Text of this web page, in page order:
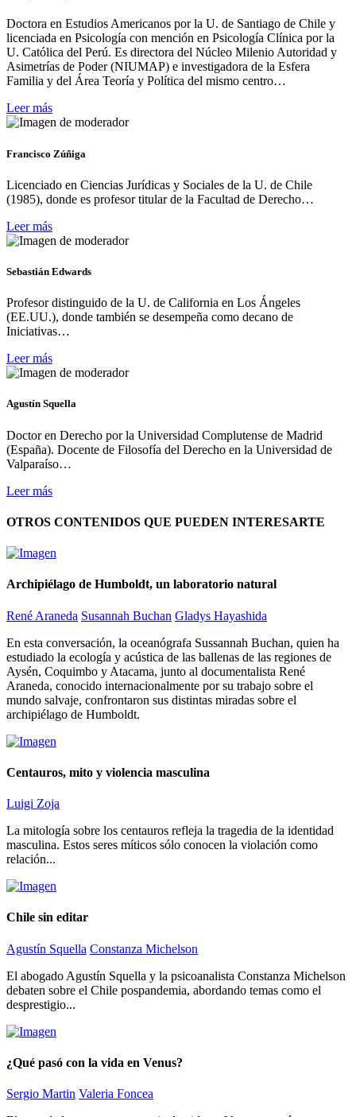
Doctora en Estudios Americanos por la U. de Santiago de Chile y
licenciada en Psicología con mención en Psicología Clínica por la
U. Católica del Perú. Es directora del Núcleo Milenio Autoridad y
Asimetrías de Poder (NIUMAP) e investigadora de la Esfera
Familia y del Área Teoría y Política del mismo centro…
Leer más
Francisco Zúñiga
Licenciado en Ciencias Jurídicas y Sociales de la U. de Chile
(1985), donde es profesor titular de la Facultad de Derecho…
Leer más
Sebastián Edwards
Profesor distinguido de la U. de California en Los Ángeles
(EE.UU.), donde también se desempeña como decano de
Iniciativas…
Leer más
Agustín Squella
Doctor en Derecho por la Universidad Complutense de Madrid
(España). Docente de Filosofía del Derecho en la Universidad de
Valparaíso…
Leer más
OTROS CONTENIDOS QUE PUEDEN INTERESARTE
Archipiélago de Humboldt, un laboratorio natural
René Araneda Susannah Buchan Gladys Hayashida
En esta conversación, la oceanógrafa Sussannah Buchan, quien ha
estudiado la ecología y acústica de las ballenas de las regiones de
Aysén, Coquimbo y Atacama, junto al documentalista René
Araneda, conocido internacionalmente por su trabajo sobre el
mundo salvaje, confrontaron sus distintas miradas sobre el
archipiélago de Humboldt.
Centauros, mito y violencia masculina
Luigi Zoja
La mitología sobre los centauros refleja la tragedia de la identidad
masculina. Estos seres míticos sólo conocen la violación como
relación...
Chile sin editar
Agustín Squella Constanza Michelson
El abogado Agustín Squella y la psicoanalista Constanza Michelson
debaten sobre el Chile pospandemia, abordando temas como el
desprestigio...
¿Qué pasó con la vida en Venus?
Sergio Martin Valeria Foncea